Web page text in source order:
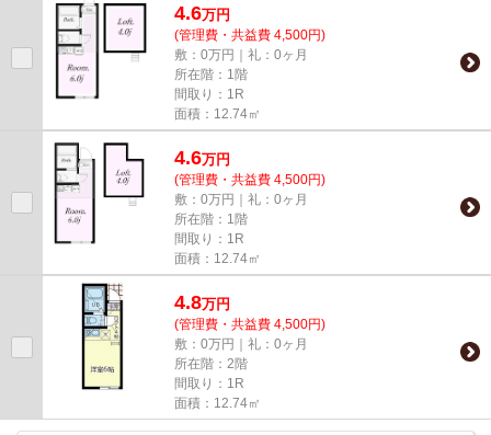
4.6万円
(管理費・共益費 4,500円)
敷：0万円｜礼：0ヶ月
所在階：1階
間取り：1R
面積：12.74㎡
4.6万円
(管理費・共益費 4,500円)
敷：0万円｜礼：0ヶ月
所在階：1階
間取り：1R
面積：12.74㎡
4.8万円
(管理費・共益費 4,500円)
敷：0万円｜礼：0ヶ月
所在階：2階
間取り：1R
面積：12.74㎡